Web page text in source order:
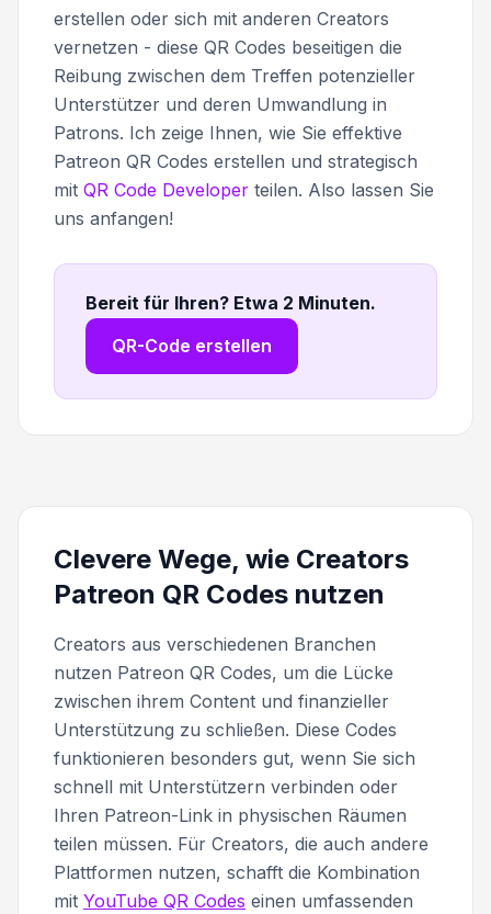
erstellen oder sich mit anderen Creators
vernetzen - diese QR Codes beseitigen die
Reibung zwischen dem Treffen potenzieller
Unterstützer und deren Umwandlung in
Patrons. Ich zeige Ihnen, wie Sie effektive
Patreon QR Codes erstellen und strategisch
mit QR Code Developer teilen. Also lassen Sie
uns anfangen!
Bereit für Ihren? Etwa 2 Minuten.
QR-Code erstellen
Clevere Wege, wie Creators
Patreon QR Codes nutzen
Creators aus verschiedenen Branchen
nutzen Patreon QR Codes, um die Lücke
zwischen ihrem Content und finanzieller
Unterstützung zu schließen. Diese Codes
funktionieren besonders gut, wenn Sie sich
schnell mit Unterstützern verbinden oder
Ihren Patreon-Link in physischen Räumen
teilen müssen. Für Creators, die auch andere
Plattformen nutzen, schafft die Kombination
mit YouTube QR Codes einen umfassenden